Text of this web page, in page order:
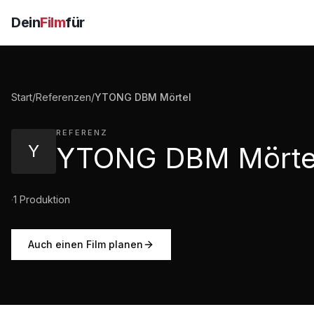
DeinFilmfür
Start/Referenzen/YTONG DBM Mörtel
Y
REFERENZ
YTONG DBM
·1 Produktion
Auch einen Film planen